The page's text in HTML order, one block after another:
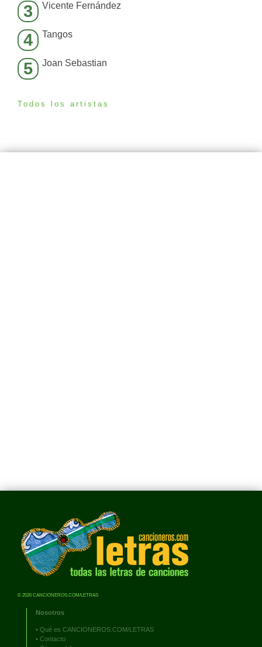
3 Vicente Fernández
4 Tangos
5 Joan Sebastian
Todos los artistas
© 2026 CANCIONEROS.COM/LETRAS
Nosotros
• Qué es CANCIONEROS.COM/LETRAS
• Contacto